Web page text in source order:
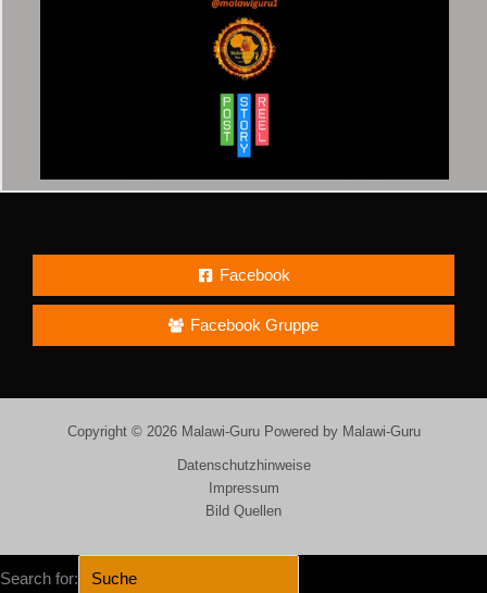
Facebook
Facebook Gruppe
Copyright © 2026 Malawi-Guru Powered by Malawi-Guru
Datenschutzhinweise
Impressum
Bild Quellen
Search for: